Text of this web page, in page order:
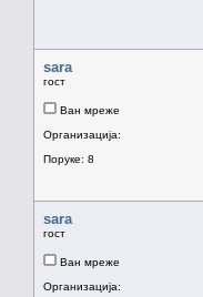
sara
гост
Ван мреже
Организација:
Поруке: 8
sara
гост
Ван мреже
Организација: